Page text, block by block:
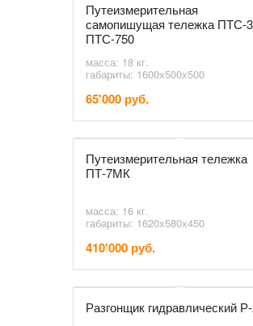
Путеизмерительная
самопишущая тележка ПТС-
ПТС-750
масса: 18 кг.
габариты: 1600х500х500
65'000 руб.
Путеизмерительная тележка
ПТ-7МК
масса: 16 кг.
габариты: 1620х580х450
410'000 руб.
Разгонщик гидравлический